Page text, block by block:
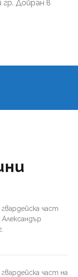
гр. Дойран в
част
част на